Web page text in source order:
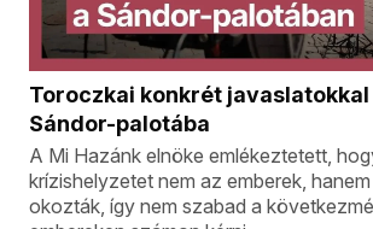
Toroczkai konkrét
Sándor-palotába
A Mi Hazánk elnöke emlékeztetett,
krízishelyzetet nem az emberek,
okozták, így nem szabad a